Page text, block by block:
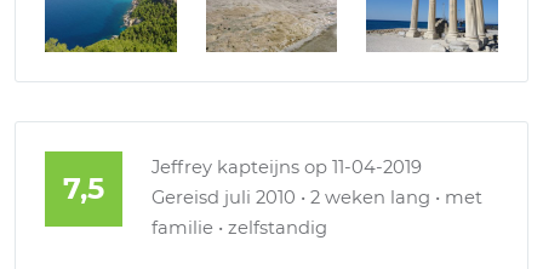
7,5
Jeffrey kapteijns op 11-04-2019
Gereisd juli 2010 • 2 weken lang • met
familie • zelfstandig